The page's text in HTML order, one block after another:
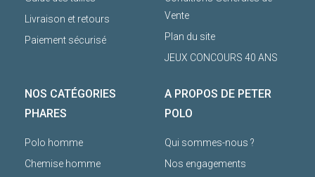
Livraison et retours
Paiement sécurisé
Vente
Plan du site
JEUX CONCOURS 40 ANS
NOS CATÉGORIES
PHARES
Polo homme
Chemise homme
A PROPOS DE PETER
POLO
Qui sommes-nous ?
Nos engagements